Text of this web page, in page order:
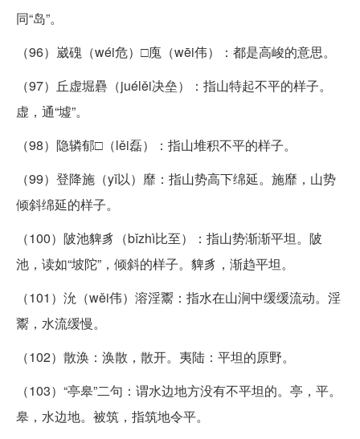
同“岛”。
（96）崴磈（wéi危）□廆（wēi伟）：都是高峻的意思。
（97）丘虚堀礨（juélěi决垒）：指山特起不平的样子。
虚，通“墟”。
（98）隐辚郁□（lěi磊）：指山堆积不平的样子。
（99）登降施（yǐ以）靡：指山势高下绵延。施靡，山势
倾斜绵延的样子。
（100）陂池貏豸（bǐzhì比至）：指山势渐渐平坦。陂
池，读如“坡陀”，倾斜的样子。貏豸，渐趋平坦。
（101）沇（wěi伟）溶淫鬻：指水在山涧中缓缓流动。淫
鬻，水流缓慢。
（102）散涣：涣散，散开。夷陆：平坦的原野。
（103）“亭皋”二句：谓水边地方没有不平坦的。亭，平。
皋，水边地。被筑，指筑地令平。